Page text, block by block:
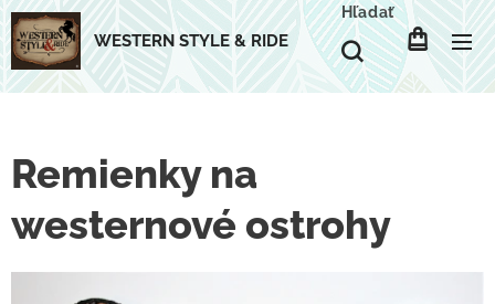
WESTERN STYLE & RIDE
Hľadať
Remienky na
westernové ostrohy